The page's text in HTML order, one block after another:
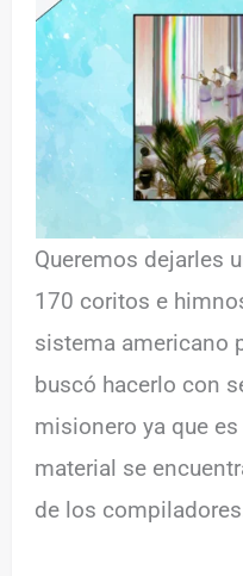
Queremos dejarles
170 coritos e
sistema americano
buscó hacerlo con
misionero ya que
material se
de los